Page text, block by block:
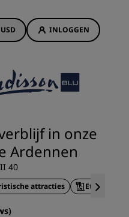
USD INLOGGEN
raak
Day
arrangementen
in onze
Ardennen
40
attracties Eten en